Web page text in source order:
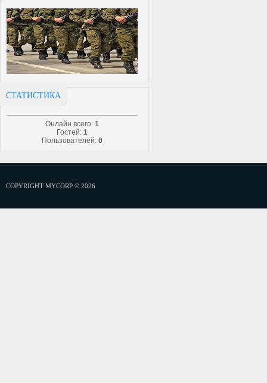
СТАТИСТИКА
Онлайн всего: 1
Гостей: 1
Пользователей: 0
COPYRIGHT MYCORP © 2026